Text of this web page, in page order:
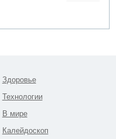
Здоровье
Технологии
В мире
Калейдоскоп